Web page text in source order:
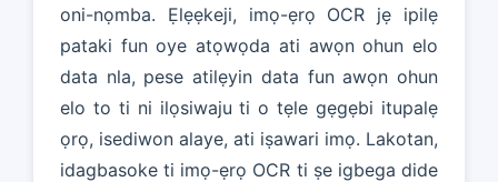
oni-nọmba. Ẹlẹẹkeji, imọ-ẹrọ OCR jẹ ipilẹ
pataki fun oye atọwọda ati awọn ohun elo
data nla, pese atilẹyin data fun awọn ohun
elo to ti ni ilọsiwaju ti o tẹle gẹgẹbi itupalẹ
ọrọ, isediwon alaye, ati iṣawari imọ. Lakotan,
idagbasoke ti imọ-ẹrọ OCR ti ṣe igbega dide